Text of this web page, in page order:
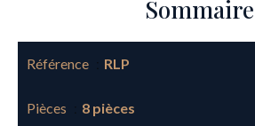
Sommaire
Référence RLP
Pièces 8 pièces